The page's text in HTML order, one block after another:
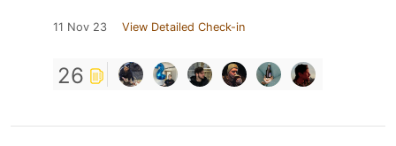
11 Nov 23 View Detailed Check-in
26